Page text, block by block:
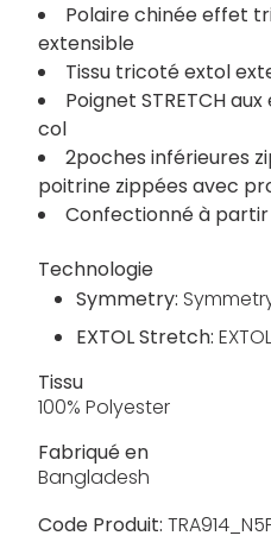
Polaire chinée effet
extensible
Tissu tricoté extol
Poignet STRETCH
col
2poches inférieures
poitrine zippées avec
Confectionné à
Technologie
Symmetry:
EXTOL Stretch:
Tissu
100% Polyester
Fabriqué en
Bangladesh
Code Produit: